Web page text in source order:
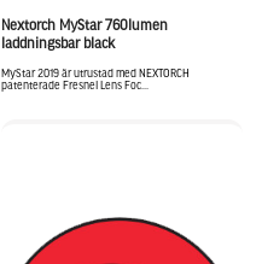
Nextorch MyStar 760lumen
laddningsbar black
MyStar 2019 är utrustad med NEXTORCH
patenterade Fresnel Lens Foc...